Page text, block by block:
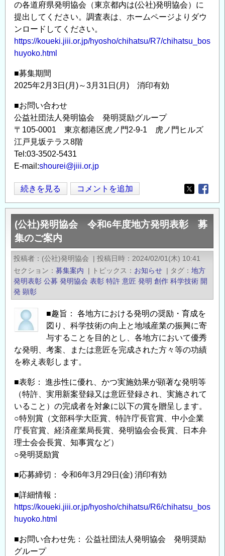
の各道府県発明協会（東京都内は(公社)発明協会）に
提出してください。調査表は、ホームページよりダウ
ンロードしてください。
https://koueki.jiii.or.jp/hyosho/chihatsu/R7/chihatsu_bos
huyoko.html
■募集期間
2025年2月3日(月)～3月31日(月) 消印有効
■お問い合わせ
公益社団法人発明協会 発明奨励グループ
〒105-0001 東京都港区虎ノ門2-9-1 虎ノ門ヒルズ
江戸見坂テラス8階
Tel:03-3502-5431
E-mail:shourei@jiii.or.jp
(公
社)
発
明
協
会
「令
和
7
年
度
発
明
表
彰」
募
集
の
お
知
せ
の
続きを見る コメントを追加
Opens in
(公社)発明協会 令和6年度地方発明表彰 募
集のご案内
投稿者 (公社)発明協会 | 投稿日時
2024/02/01(木) 10:41
セクション
募集案内 | トピックス お知らせ | タグ
地方
発明表彰 公募 発明協会 表彰 特許 意匠 発明 創作 科学技術 開
発 顕彰
■趣旨： 各地方における発明の奨励・育成を
図り、科学技術の向上と地域産業の振興に寄
与することを目的とし、各地方において優秀
な発明、考案、または意匠を完成された方々等の功績
を称え表彰します。
■表彰： 進歩性に優れ、かつ実施効果が顕著な発明等
（特許、実用新案登録又は意匠登録され、実施されて
いること）の完成者を対象に以下の賞を贈呈します。
○特別賞（文部科学大臣賞、特許庁長官賞、中小企業
庁長官賞、経済産業局長賞、発明協会会長賞、日本弁
理士会会長賞、知事賞など）
○発明奨励賞
■応募締切： 令和6年3月29日(金) 消印有効
■詳細情報：
https://koueki.jiii.or.jp/hyosho/chihatsu/R6/chihatsu_bos
huyoko.html
■お問い合わせ先： 公益社団法人発明協会 発明奨励
グループ